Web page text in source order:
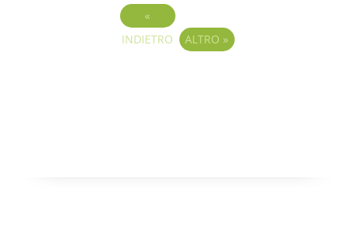
«
INDIETRO
ALTRO »